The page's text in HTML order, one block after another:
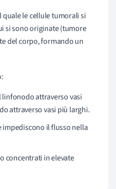
le cellule tumorali si
si sono originate (tumore
del corpo, formando un
attraverso vasi
attraverso vasi più larghi.
impediscono il flusso nella
concentrati in elevate